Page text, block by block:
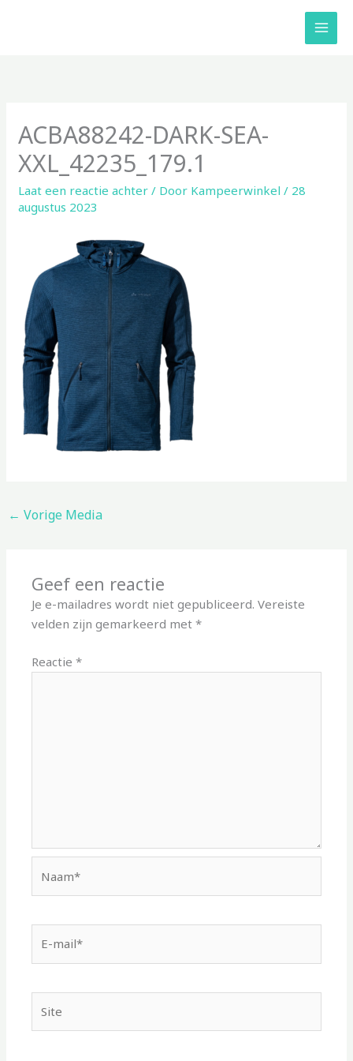
ACBA88242-DARK-SEA-
XXL_42235_179.1
Laat een reactie achter / Door Kampeerwinkel/ 28
augustus 2023
← Vorige Media
Geef een reactie
Je e-mailadres wordt niet gepubliceerd. Vereiste
velden zijn gemarkeerd met*
Reactie*
mail*